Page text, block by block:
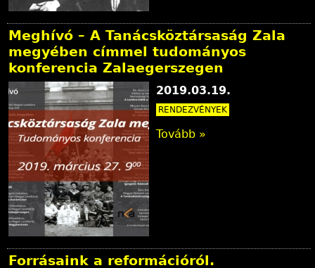
Meghívó – A Tanácsköztársaság Zala
megyében címmel tudományos
konferencia Zalaegerszegen
2019.03.19.
RENDEZVÉNYEK
Tovább »
Forrásaink a reformációról.